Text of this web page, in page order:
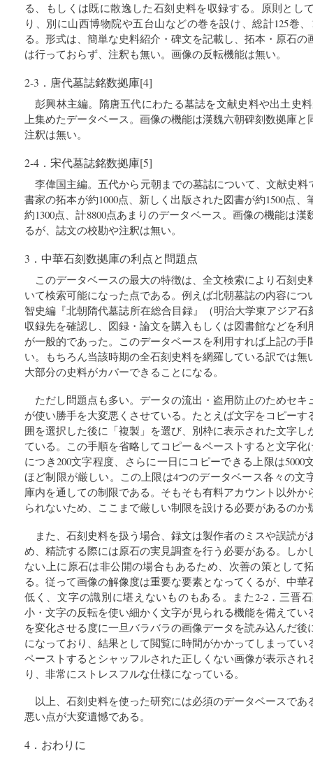
る、もしくは既に散逸した石刻史料を収録する。原則とし
り、別に山西博物院や五台山などの巻を設け、総計125巻
る。形式は、簡単な史料紹介・碑文を記載し、拓本・原石
は行っておらず、注釈も無い。画像の反転機能は無い。
2-3．唐代墓誌銘数拠庫[4]
彭興林主編。隋唐五代にわたる墓誌を文献史料や出土史
上集めたデータベース。画像の機能は漢魏六朝碑刻数拠庫
注釈は無い。
2-4．宋代墓誌銘数拠庫[5]
李偉国主編。五代から元朝までの墓誌について、文献史料
書家の拓本が約1000点、新しく出版された図書が約1500点
約1300点、計8800点あまりのデータベース。画像の機能は
るが、誌文の校勘や注釈は無い。
3．中華石刻数拠庫の利点と問題点
このデータベースの最大の特徴は、全文検索により石刻
いて検索可能になった点である。例えば北朝墓誌の内容に
智史編『北朝隋代墓誌所在総合目録』（明治大学東アジア石
収録先を確認し、図録・論文を購入もしくは図書館などを
が一般的であった。このデータベースを利用すれば上記の
い。もちろん当該時期の全石刻史料を網羅している訳では
大部分の史料がカバーできることになる。
ただし問題点も多い。データの流出・盗用防止のためセ
が使い勝手を大変悪くさせている。たとえば文字をコピー
囲を選択した後に「複製」を選び、別枠に表示された文字
ている。この手順を省略してコピー＆ペーストすると文字化
につき200文字程度、さらに一日にコピーできる上限は5000
ほど制限が厳しい。この上限は4つのデータベース各々の文
庫内を通しての制限である。そもそも有料アカウント以外
られないため、ここまで厳しい制限を設ける必要があるのか
また、石刻史料を扱う場合、録文は製作者のミスや誤読
め、精読する際には原石の実見調査を行う必要がある。しか
ない上に原石は非公開の場合もあるため、次善の策として
る。従って画像の解像度は重要な要素となってくるが、中
低く、文字の識別に堪えないものもある。また2-2．三晋
小・文字の反転を使い細かく文字が見られる機能を備えてい
を変化させる度に一旦バラバラの画像データを読み込んだ
になっており、結果として閲覧に時間がかかってしまって
ペーストするとシャッフルされた正しくない画像が表示され
り、非常にストレスフルな仕様になっている。
以上、石刻史料を使った研究には必須のデータベースで
悪い点が大変遺憾である。
4．おわりに